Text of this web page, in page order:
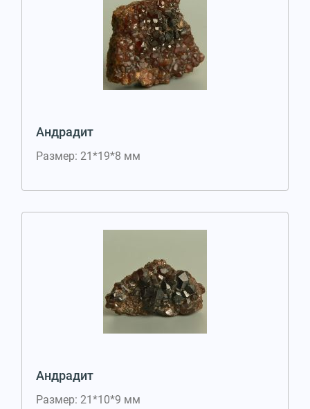
Андрадит
Размер: 21*19*8 мм
Андрадит
Размер: 21*10*9 мм